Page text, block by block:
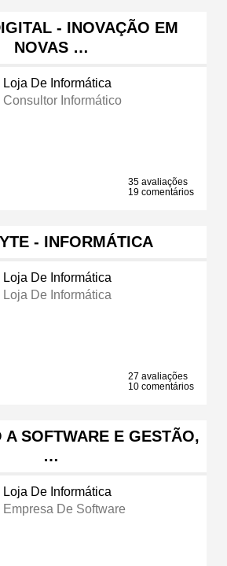
- INOVAÇÃO EM
NOVAS …
Loja De Informática
Consultor Informático
35 avaliações
19 comentários
- INFORMÁTICA
Loja De Informática
Loja De Informática
27 avaliações
10 comentários
A SOFTWARE E GESTÃO,
…
Loja De Informática
Empresa De Software